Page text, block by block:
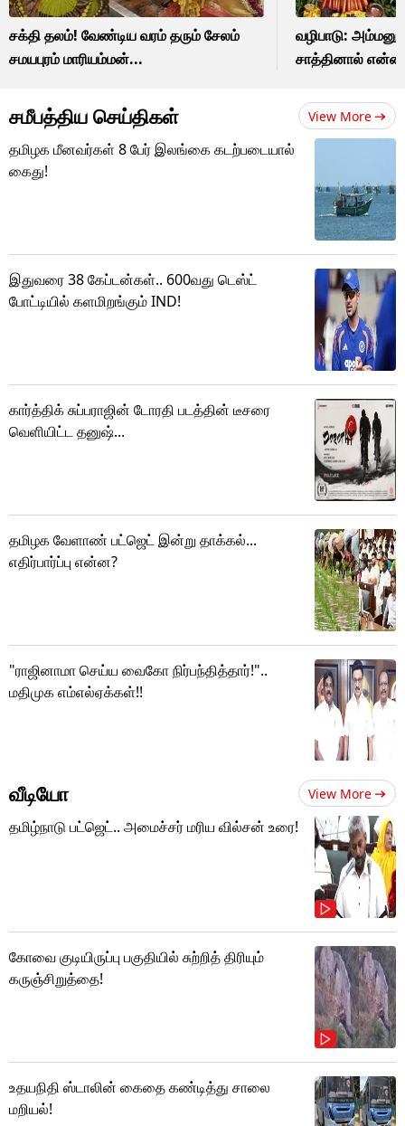
சக்தி தலம்! வேண்டிய வரம் தரும் சேலம்
சமயபுரம் மாரியம்மன்...
வழிபாடு:
சாத்தினால்
சமீபத்திய செய்திகள் View More
தமிழக மீனவர்கள் 8 பேர் இலங்கை கடற்படையால்
கைது!
இதுவரை 38 கேப்டன்கள்.. 600வது டெஸ்ட்
போட்டியில் களமிறங்கும் IND!
கார்த்திக் சுப்பராஜின் டோரதி படத்தின் டீசரை
வெளியிட்ட தனுஷ்...
தமிழக வேளாண் பட்ஜெட் இன்று தாக்கல்...
எதிர்பார்ப்பு என்ன?
"ராஜினாமா செய்ய வைகோ நிர்பந்தித்தார்!"..
மதிமுக எம்எல்ஏக்கள்!!
வீடியோ View More
தமிழ்நாடு பட்ஜெட்.. அமைச்சர் மரிய வில்சன் உரை!
கோவை குடியிருப்பு பகுதியில் சுற்றித் திரியும்
கருஞ்சிறுத்தை!
உதயநிதி ஸ்டாலின் கைதை கண்டித்து சாலை
மறியல்!